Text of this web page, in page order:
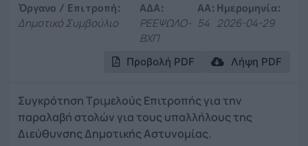
Όργανο / Επιτροπή:
Δημοτικό Συμβούλιο
ΑΔΑ:
ΡΕΕΨΩΛΟ-
ΒΧΠ
ΑΑ:
54
Ημερομηνία:
2026-04-29
Προβολή PDF Λήψη PDF
Συγκρότηση Τριμελούς Επιτροπής για την
παραλαβή στολών για τους υπαλλήλους της
Διεύθυνσης Δημοτικής Αστυνομίας.